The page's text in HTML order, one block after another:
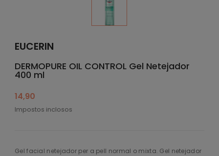
EUCERIN
DERMOPURE OIL CONTROL Gel Netejador
400 ml
14,90
Impostos inclosos
Gel facial netejador per a pell normal o mixta. Gel netejador